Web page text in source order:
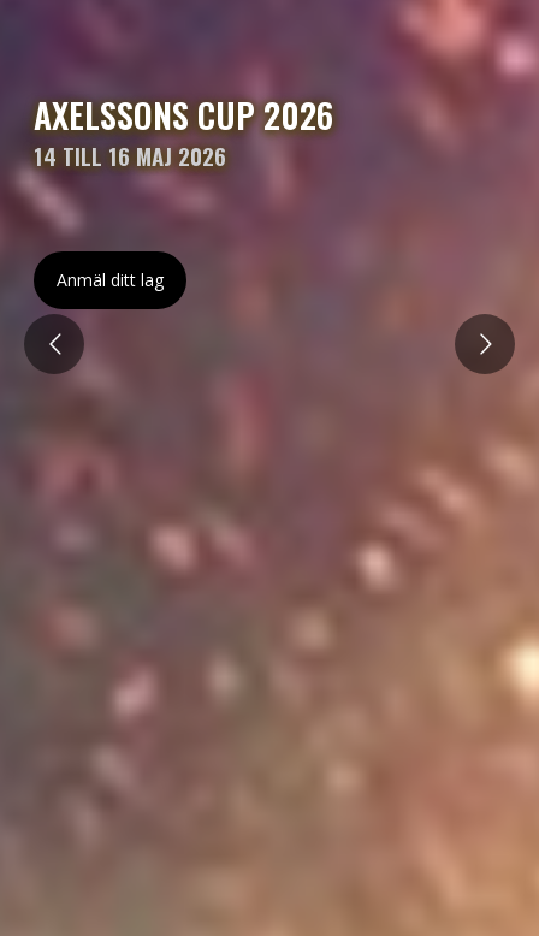
AXELSSONS CUP 2026
14 TILL 16 MAJ 2026
Anmäl ditt lag